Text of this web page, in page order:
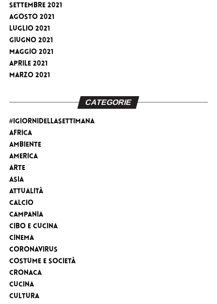
Settembre 2021
Agosto 2021
Luglio 2021
Giugno 2021
Maggio 2021
Aprile 2021
Marzo 2021
CATEGORIE
#iGiorniDellaSettimana
Africa
Ambiente
America
Arte
Asia
Attualità
Calcio
Campania
Cibo e cucina
Cinema
Coronavirus
Costume e Società
Cronaca
cucina
Cultura